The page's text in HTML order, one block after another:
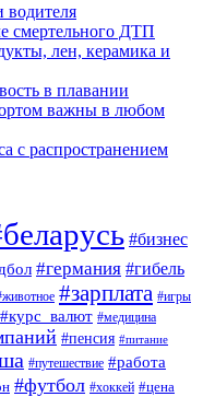
водителя
смертельного ДТП
лен, керамика и
в плавании
важны в любом
с распространением
#бизнес
#германия #гибель
#зарплата #игры
#курс_валют #медицина
#пенсия #питание
#путешествие #работа
#футбол #хоккей #цена